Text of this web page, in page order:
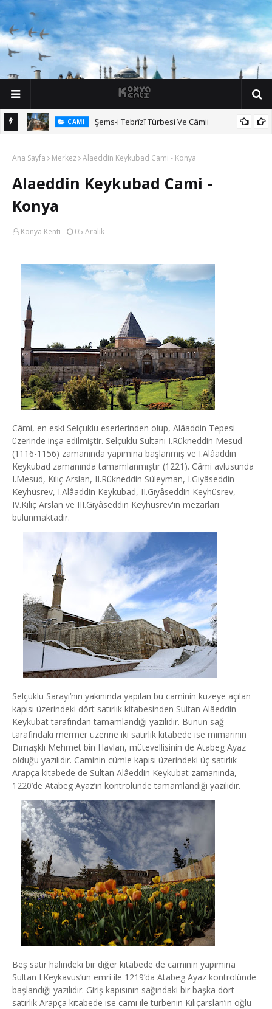
CAMI Şems-i Tebrîzî Türbesi Ve Câmii
Ana Sayfa Merkez Alaeddin Keykubad Cami - Konya
Alaeddin Keykubad Cami -
Konya
Konya Kenti 05 Aralık
Câmi, en eski Selçuklu eserlerinden olup, Alâaddin Tepesi
üzerinde inşa edilmiştir. Selçuklu Sultanı I.Rükneddin Mesud
(1116-1156) zamanında yapımına başlanmış ve I.Alâaddin
Keykubad zamanında tamamlanmıştır (1221). Câmi avlusunda
I.Mesud, Kılıç Arslan, II.Rükneddin Süleyman, I.Gıyâseddin
Keyhüsrev, I.Alâaddin Keykubad, II.Gıyâseddin Keyhüsrev,
IV.Kılıç Arslan ve III.Gıyâseddin Keyhüsrev'in mezarları
bulunmaktadır.
Selçuklu Sarayı’nın yakınında yapılan bu caminin kuzeye açılan
kapısı üzerindeki dört satırlık kitabesinden Sultan Alâeddin
Keykubat tarafından tamamlandığı yazılıdır. Bunun sağ
tarafındaki mermer üzerine iki satırlık kitabede ise mimarının
Dımaşklı Mehmet bin Havlan, mütevellisinin de Atabeg Ayaz
olduğu yazılıdır. Caminin cümle kapısı üzerindeki üç satırlık
Arapça kitabede de Sultan Alâeddin Keykubat zamanında,
1220’de Atabeg Ayaz’ın kontrolünde tamamlandığı yazılıdır.
Beş satır halindeki bir diğer kitabede de caminin yapımına
Sultan I.Keykavus’un emri ile 1219’da Atabeg Ayaz kontrolünde
başlandığı yazılıdır. Giriş kapısının sağındaki bir başka dört
satırlık Arapça kitabede ise cami ile türbenin Kılıçarslan’ın oğlu